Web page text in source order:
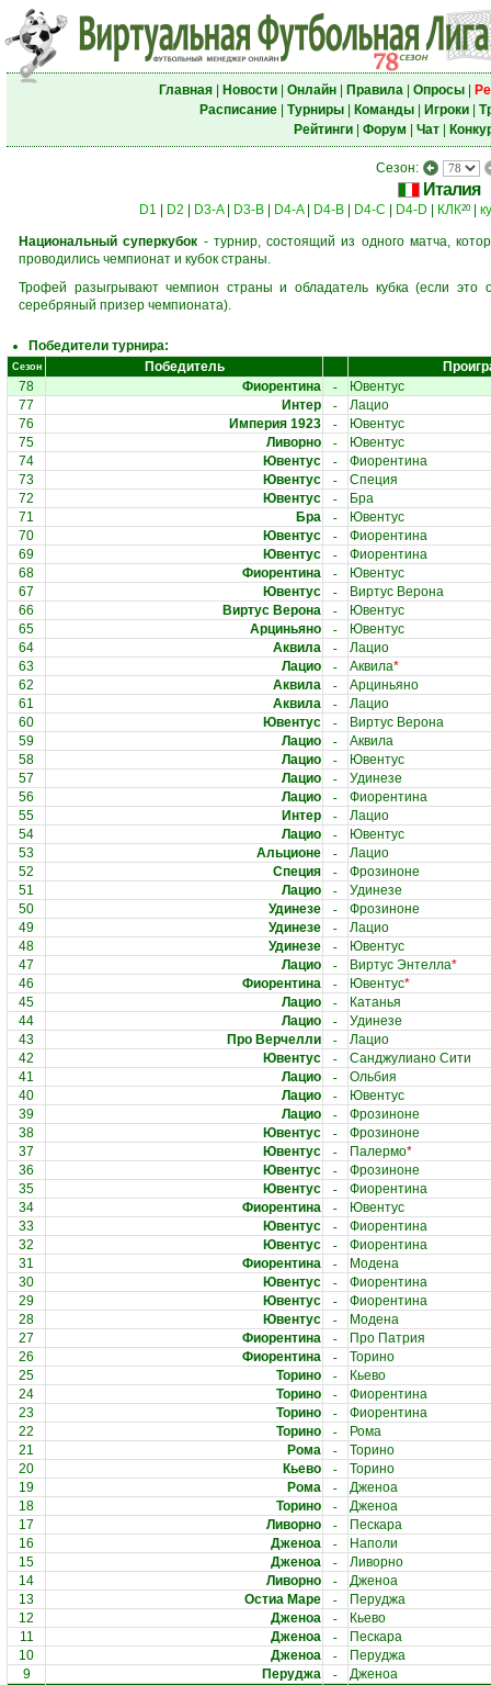
Главная| Новости| Онлайн| Правила| Опросы|
Расписание| Турниры| Команды| Игроки|
Рейтинги| Форум Чат|
Сезон:
Италия
D1 D2 D3-A| D3-B D4-A| D4-B D4-C D4-D КЛК20|
Национальный суперкубок - турнир, состоящий из одного матча,
проводились чемпионат и кубок страны.
Трофей разыгрывают чемпион страны и обладатель кубка (если
серебряный призер чемпионата).
Победители турнира:
Сезон Победитель
78
Фиорентина -
Ювентус
77
Интер -
Лацио
76
Империя 1923 -
Ювентус
75
Ливорно -
Ювентус
74
Ювентус -
Фиорентина
73
Ювентус -
Специя
72
Ювентус -
Бра
71
Бра -
Ювентус
70
Ювентус -
Фиорентина
69
Ювентус -
Фиорентина
68
Фиорентина -
Ювентус
67
Ювентус -
Виртус Верона
66
Виртус Верона -
Ювентус
65
Арциньяно -
Ювентус
64
Аквила -
Лацио
63
Лацио - Аквила*
62
Аквила -
Арциньяно
61
Аквила -
Лацио
60
Ювентус -
Виртус Верона
59
Лацио -
Аквила
58
Лацио -
Ювентус
57
Лацио -
Удинезе
56
Лацио -
Фиорентина
55
Интер -
Лацио
54
Лацио -
Ювентус
53
Альционе -
Лацио
52
Специя -
Фрозиноне
51
Лацио -
Удинезе
50
Удинезе -
Фрозиноне
49
Удинезе -
Лацио
48
Удинезе -
Ювентус
47
Лацио - Виртус Энтелла*
46
Фиорентина - Ювентус*
45
Лацио -
Катанья
44
Лацио -
Удинезе
43
Про Верчелли -
Лацио
42
Ювентус -
Санджулиано Сити
41
Лацио -
Ольбия
40
Лацио -
Ювентус
39
Лацио -
Фрозиноне
38
Ювентус -
Фрозиноне
37
Ювентус - Палермо*
36
Ювентус -
Фрозиноне
35
Ювентус -
Фиорентина
34
Фиорентина -
Ювентус
33
Ювентус -
Фиорентина
32
Ювентус -
Фиорентина
31
Фиорентина -
Модена
30
Ювентус -
Фиорентина
29
Ювентус -
Фиорентина
28
Ювентус -
Модена
27
Фиорентина -
Про Патрия
26
Фиорентина -
Торино
25
Торино -
Кьево
24
Торино -
Фиорентина
23
Торино -
Фиорентина
22
Торино -
Рома
21
Рома -
Торино
20
Кьево -
Торино
19
Рома -
Дженоа
18
Торино -
Дженоа
17
Ливорно -
Пескара
16
Дженоа -
Наполи
15
Дженоа -
Ливорно
14
Ливорно -
Дженоа
13
Остиа Маре -
Перуджа
12
Дженоа -
Кьево
11
Дженоа -
Пескара
10
Дженоа -
Перуджа
9
Перуджа - Дженоа